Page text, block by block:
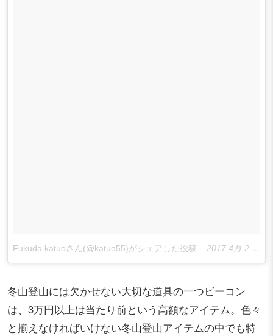
Fukuda katuoさん(@katuo55)がシェアした投稿 – 2017 4月 2 7:09午前 PDT
冬山登山には欠かせない大切な道具の一つビーコン
は、3万円以上は当たり前という高額なアイテム。色々
と揃えなければいけない冬山登山アイテムの中でも特